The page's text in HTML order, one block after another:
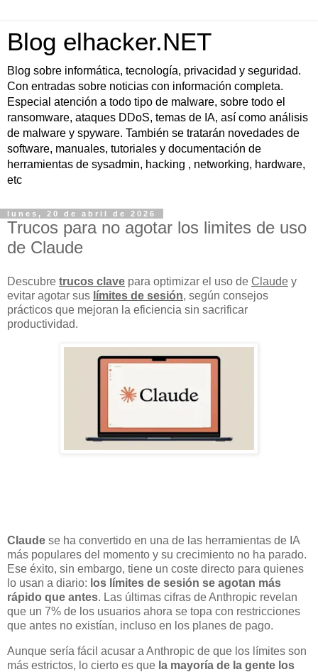
Blog elhacker.NET
Blog sobre informática, tecnología, privacidad y seguridad.
Con entradas sobre noticias con información completa.
Especial atención a todo tipo de malware, sobre todo el
ransomware, ataques DDoS, temas de IA, así como análisis
de malware y spyware. También se tratarán novedades de
software, manuales, tutoriales y documentación de
herramientas de sysadmin, hacking , networking, hardware,
etc
lunes, 20 de abril de 2026
Trucos para no agotar los limites de uso
de Claude
Descubre trucos clave para optimizar el uso de Claude y
evitar agotar sus límites de sesión, según consejos
prácticos que mejoran la eficiencia sin sacrificar
productividad.
Claude se ha convertido en una de las herramientas de IA
más populares del momento y su crecimiento no ha parado.
Ese éxito, sin embargo, tiene un coste directo para quienes
lo usan a diario: los límites de sesión se agotan más
rápido que antes. Las últimas cifras de Anthropic revelan
que un 7% de los usuarios ahora se topa con restricciones
que antes no existían, incluso en los planes de pago.
Aunque sería fácil acusar a Anthropic de que los límites son
más estrictos, lo cierto es que la mayoría de la gente los